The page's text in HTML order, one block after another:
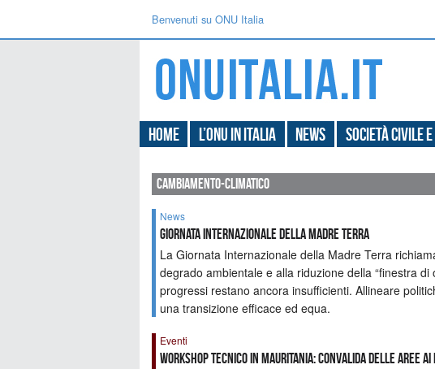
Benvenuti su ONU Italia
Home L’ONU in Italia News Società civile
cambiamento-climatico
News
GIORNATA INTERNAZIONALE DELLA MADRE TERRA
La Giornata Internazionale della Madre Terra
degrado ambientale e alla riduzione della “finestra
progressi restano ancora insufficienti. Allineare
una transizione efficace ed equa.
Eventi
Workshop tecnico in Mauritania: convalida delle aree